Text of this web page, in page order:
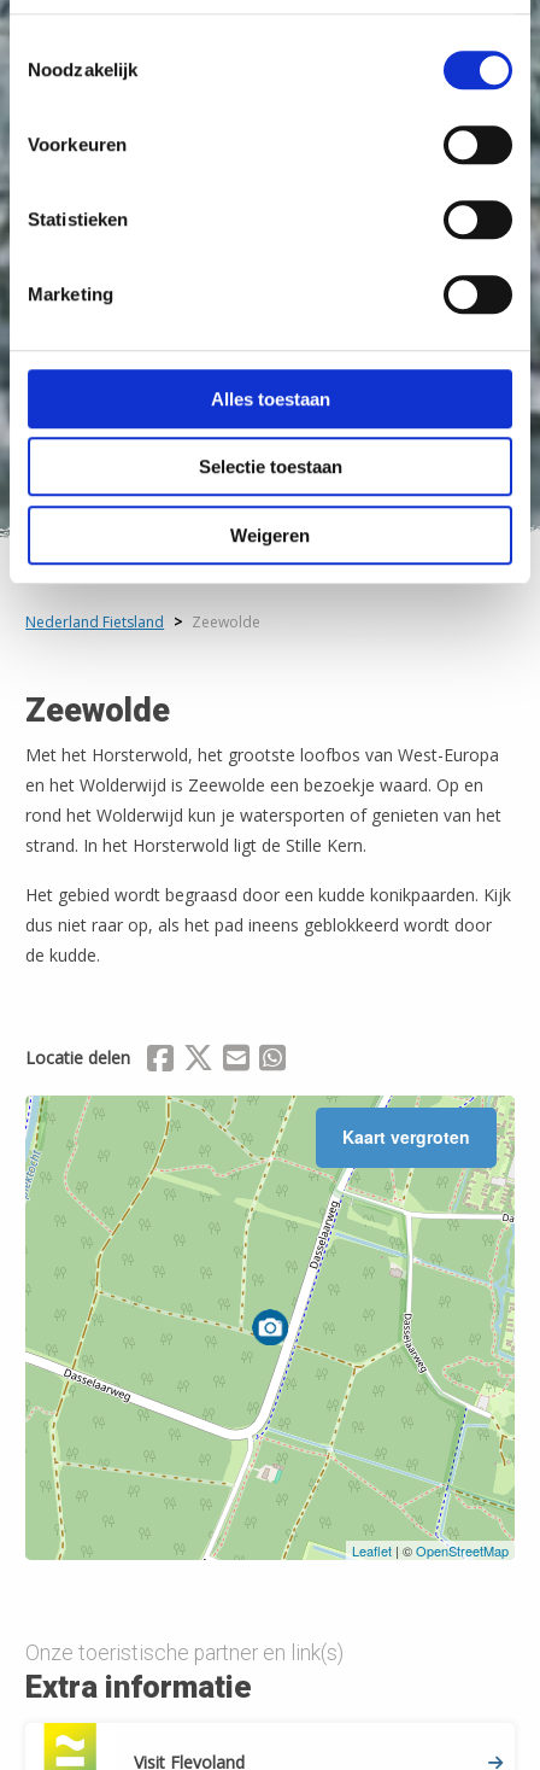
Noodzakelijk
Voorkeuren
Statistieken
Marketing
Alles toestaan
Selectie toestaan
Weigeren
Nederland Fietsland > Zeewolde
Zeewolde
Met het Horsterwold, het grootste loofbos van West-Europa
en het Wolderwijd is Zeewolde een bezoekje waard. Op en
rond het Wolderwijd kun je watersporten of genieten van het
strand. In het Horsterwold ligt de Stille Kern.
Het gebied wordt begraasd door een kudde konikpaarden. Kijk
dus niet raar op, als het pad ineens geblokkeerd wordt door
de kudde.
Locatie delen Delen via Facebook
Delen via X (Twitter)
Delen via Mail
Kaart vergroten
Leaflet| ©OpenStreetMap
Leaflet | ©OpenStreetMap
Onze toeristische partner en link(s)
Extra informatie
Visit Flevoland